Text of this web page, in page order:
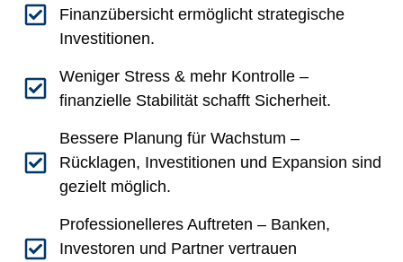
Finanzübersicht ermöglicht strategische
Investitionen.
Weniger Stress & mehr Kontrolle –
finanzielle Stabilität schafft Sicherheit.
Bessere Planung für Wachstum –
Rücklagen, Investitionen und Expansion sind
gezielt möglich.
Professionelleres Auftreten – Banken,
Investoren und Partner vertrauen